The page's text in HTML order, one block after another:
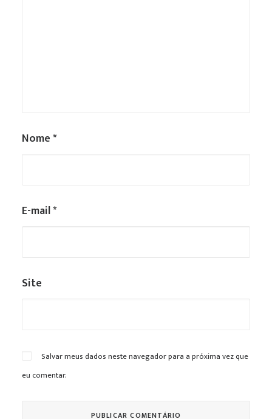
Nome*
E-mail*
Site
Salvar meus dados neste navegador para a próxima vez que
eu comentar.